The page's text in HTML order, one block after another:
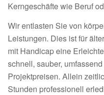
Kerngeschäfte wie Beruf
Wir entlasten Sie von
Leistungen. Dies ist für
mit Handicap eine
schnell, sauber,
Projektpreisen. Allein
Stunden professionell